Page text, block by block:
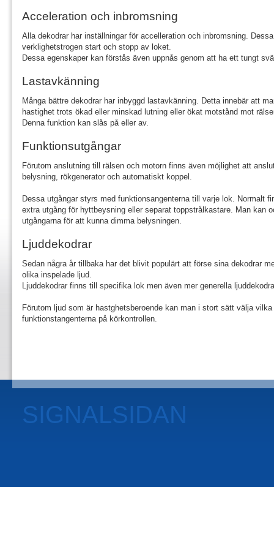
Acceleration och inbromsning
Alla dekodrar har inställningar för accelleration och inbromsning.
verklighetstrogen start och stopp av loket.
Dessa egenskaper kan förstås även uppnås genom att ha ett tungt
Lastavkänning
Många bättre dekodrar har inbyggd lastavkänning. Detta innebär att
hastighet trots ökad eller minskad lutning eller ökat motstånd mot
Denna funktion kan slås på eller av.
Funktionsutgångar
Förutom anslutning till rälsen och motorn finns även möjlighet att
belysning, rökgenerator och automatiskt koppel.
Dessa utgångar styrs med funktionsangenterna till varje lok. Normalt
extra utgång för hyttbeysning eller separat toppstrålkastare. Man kan
utgångarna för att kunna dimma belysningen.
Ljuddekodrar
Sedan några år tillbaka har det blivit populärt att förse sina dekodrar
olika inspelade ljud.
Ljuddekodrar finns till specifika lok men även mer generella
Förutom ljud som är hastghetsberoende kan man i stort sätt välja
funktionstangenterna på körkontrollen.
SIGNALSIDAN